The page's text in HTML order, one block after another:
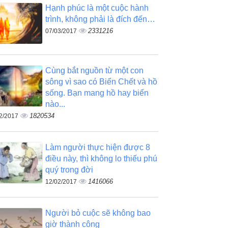
Hạnh phúc là một cuộc hành
trình, không phải là đích đến…
07/03/2017 2331216
Cùng bắt nguồn từ một con
sông vì sao có Biển Chết và hồ
sống. Bạn mang hồ hay biển
nào...
2017 1820534
Làm người thực hiện được 8
điều này, thì không lo thiếu phú
quý trong đời
12/02/2017 1416066
Người bỏ cuộc sẽ không bao
giờ thành công